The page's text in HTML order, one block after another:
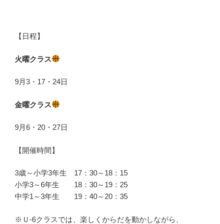
【日程】
火曜クラス
9月3・17・24日
金曜クラス
9月6・20・27日
【開催時間】
3歳～小学3年生 17：30～18：15
小学3～6年生 18：30～19：25
中学1～3年生 19：40～20：35
※Ｕ-6クラスでは、楽しくからだを動かしながら、